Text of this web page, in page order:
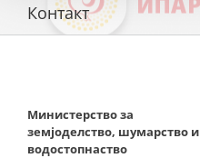
Контакт
Министерство за
земјоделство, шумарство и
водостопнаство